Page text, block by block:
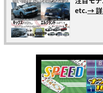
etc.→ 詳